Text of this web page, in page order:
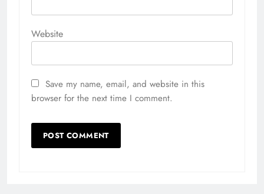
Website
Save my name, email, and website in this
browser for the next time I comment.